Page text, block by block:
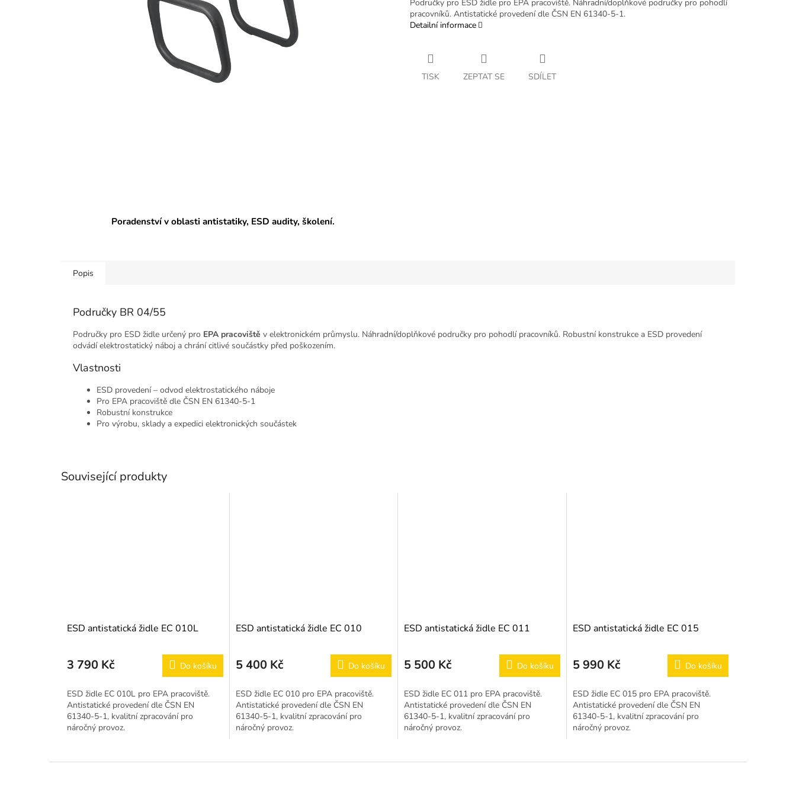
Područky pro ESD židle pro EPA pracoviště. Náhradní/doplňkové područky pro pohodlí
pracovníků. Antistatické provedení dle ČSN EN 61340-5-1.
Detailní informace
TISK ZEPTAT SE SDÍLET
Poradenství v oblasti antistatiky, ESD audity, školení.
Související produkty
ESD antistatická židle EC 010L
3 790 Kč Do košíku
ESD židle EC 010L pro EPA pracoviště.
Antistatické provedení dle ČSN EN
61340-5-1, kvalitní zpracování pro
náročný provoz.
ESD antistatická židle EC 010
5 400 Kč Do košíku
ESD židle EC 010 pro EPA pracoviště.
Antistatické provedení dle ČSN EN
61340-5-1, kvalitní zpracování pro
náročný provoz.
ESD antistatická židle EC 011
5 500 Kč Do košíku
ESD židle EC 011 pro EPA pracoviště.
Antistatické provedení dle ČSN EN
61340-5-1, kvalitní zpracování pro
náročný provoz.
ESD antistatická židle EC 015
5 990 Kč Do košíku
ESD židle EC 015 pro EPA pracoviště.
Antistatické provedení dle ČSN EN
61340-5-1, kvalitní zpracování pro
náročný provoz.
Popis
Područky BR 04/55
Područky pro ESD židle určený pro EPA pracoviště v elektronickém průmyslu. Náhradní/doplňkové područky pro pohodlí pracovníků. Robustní konstrukce a ESD provedení
odvádí elektrostatický náboj a chrání citlivé součástky před poškozením.
Vlastnosti
ESD provedení – odvod elektrostatického náboje
Pro EPA pracoviště dle ČSN EN 61340-5-1
Robustní konstrukce
Pro výrobu, sklady a expedici elektronických součástek